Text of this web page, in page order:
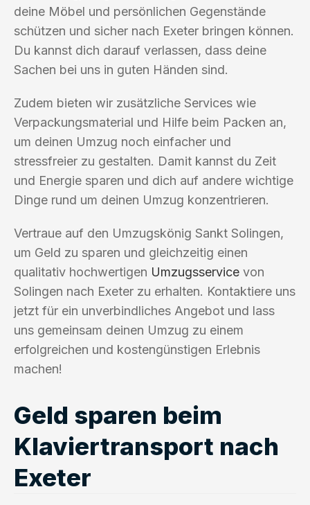
deine Möbel und persönlichen Gegenstände
schützen und sicher nach Exeter bringen können.
Du kannst dich darauf verlassen, dass deine
Sachen bei uns in guten Händen sind.
Zudem bieten wir zusätzliche Services wie
Verpackungsmaterial und Hilfe beim Packen an,
um deinen Umzug noch einfacher und
stressfreier zu gestalten. Damit kannst du Zeit
und Energie sparen und dich auf andere wichtige
Dinge rund um deinen Umzug konzentrieren.
Vertraue auf den Umzugskönig Sankt Solingen,
um Geld zu sparen und gleichzeitig einen
qualitativ hochwertigen Umzugsservice von
Solingen nach Exeter zu erhalten. Kontaktiere uns
jetzt für ein unverbindliches Angebot und lass
uns gemeinsam deinen Umzug zu einem
erfolgreichen und kostengünstigen Erlebnis
machen!
Geld sparen beim
Klaviertransport nach
Exeter